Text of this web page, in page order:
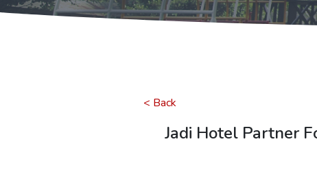
< Back
Jadi Hotel Partner